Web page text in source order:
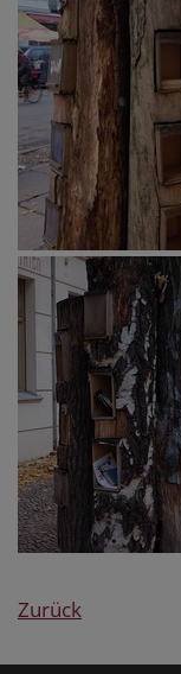
Zurück